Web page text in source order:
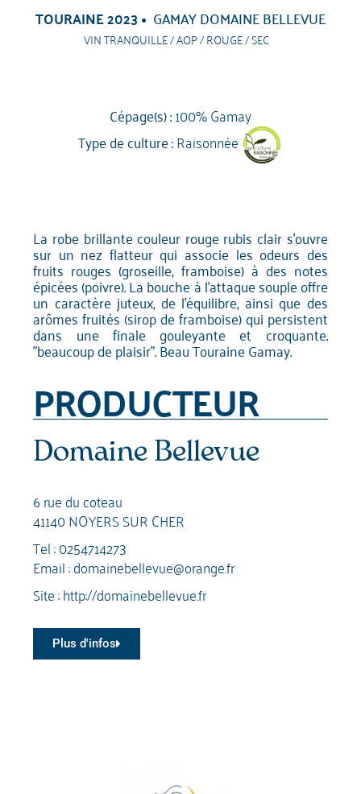
TOURAINE 2023 GAMAY DOMAINE BELLEVUE
VIN TRANQUILLE / AOP / ROUGE / SEC
Cépage(s) :100% Gamay
Type de culture :Raisonnée
La robe brillante couleur rouge rubis clair s'ouvre
sur un nez flatteur qui associe les odeurs des
fruits rouges (groseille, framboise) à des notes
épicées (poivre). La bouche à l'attaque souple offre
un caractère juteux, de l'équilibre, ainsi que des
arômes fruités (sirop de framboise) qui persistent
dans une finale gouleyante et croquante.
"beaucoup de plaisir". Beau Touraine Gamay.
PRODUCTEUR
Domaine Bellevue
6 rue du coteau
41140 NOYERS SUR CHER
Tel :0254714273
Email :domainebellevue@orange.fr
Site :http://domainebellevue.fr
Plus d'infos